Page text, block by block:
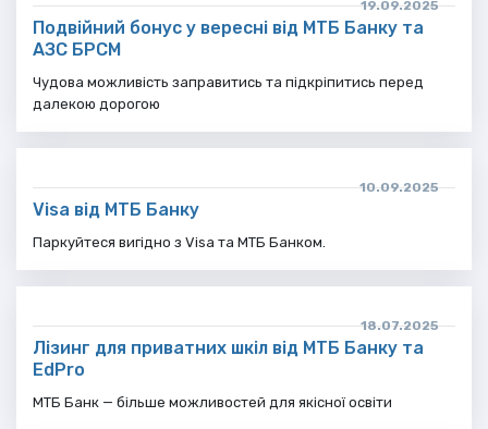
19.09.2025
Подвійний бонус у вересні від МТБ Банку та
АЗС БРСМ
Чудова можливість заправитись та підкріпитись перед
далекою дорогою
10.09.2025
Visa від МТБ Банку
Паркуйтеся вигідно з Visa та МТБ Банком.
18.07.2025
Лізинг для приватних шкіл від МТБ Банку та
EdPro
МТБ Банк — більше можливостей для якісної освіти